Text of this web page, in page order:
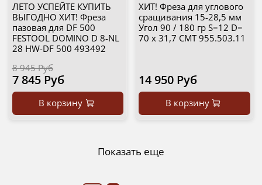
ЛЕТО УСПЕЙТЕ КУПИТЬ
ВЫГОДНО ХИТ! Фреза
пазовая для DF 500
FESTOOL DOMINO D 8-NL
28 HW-DF 500 493492
8 945 Руб
7 845 Руб
В корзину
ХИТ! Фреза для углового
сращивания 15-28,5 мм
Угол 90 / 180 гр S=12 D=
70 x 31,7 CMT 955.503.11
14 950 Руб
В корзину
Показать еще